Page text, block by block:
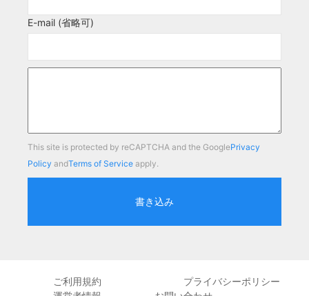
E-mail (省略可)
This site is protected by reCAPTCHA and the GooglePrivacy
Policy andTerms of Service apply.
書き込み
ご利用規約
プライバシーポリシー